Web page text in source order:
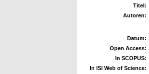
Titel:
Autoren:
Datum:
Open Access:
In SCOPUS:
In ISI Web of Science: